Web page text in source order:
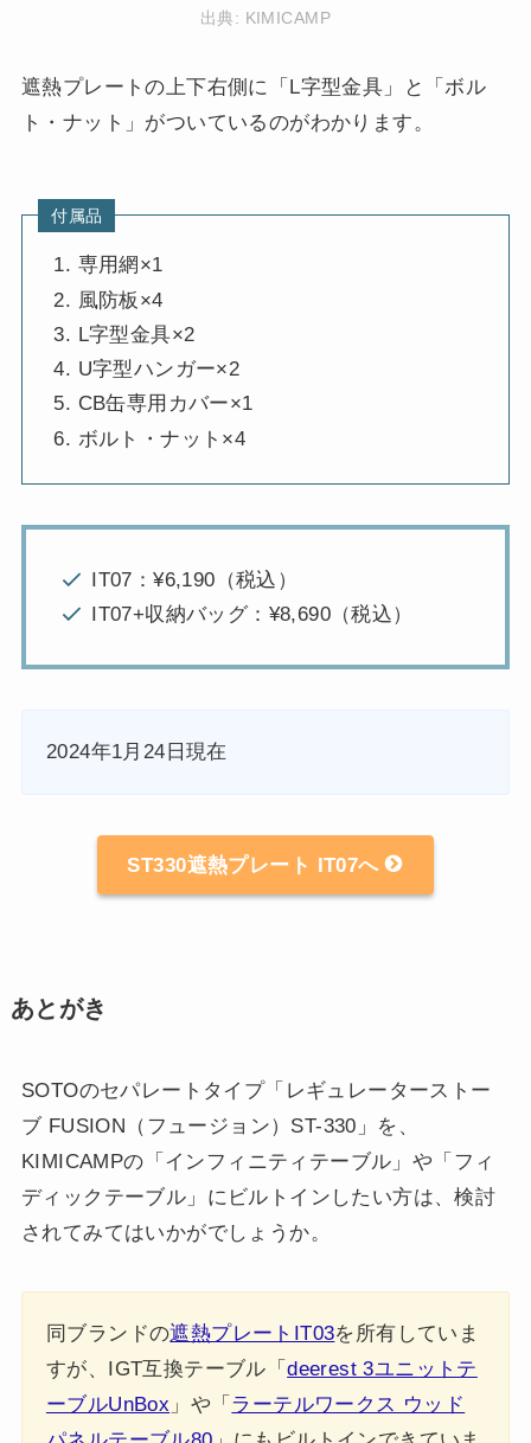
出典: KIMICAMP
遮熱プレートの上下右側に「L字型金具」と「ボル
ト・ナット」がついているのがわかります。
付属品
専用網×1
風防板×4
L字型金具×2
U字型ハンガー×2
CB缶専用カバー×1
ボルト・ナット×4
IT07：¥6,190（税込）
IT07+収納バッグ：¥8,690（税込）
2024年1月24日現在
ST330遮熱プレート IT07へ
あとがき
SOTOのセパレートタイプ「レギュレーターストー
ブ FUSION（フュージョン）ST-330」を、
KIMICAMPの「インフィニティテーブル」や「フィ
ディックテーブル」にビルトインしたい方は、検討
されてみてはいかがでしょうか。
同ブランドの遮熱プレートIT03を所有していま
すが、IGT互換テーブル「deerest 3ユニットテ
ーブルUnBox 」や「 ラーテルワークス ウッド